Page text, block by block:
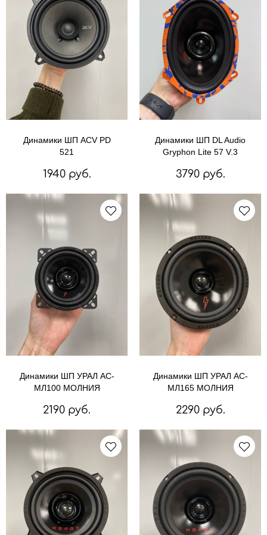
Динамики ШП ACV PD
521
1940 руб.
Динамики ШП DL Audio
Gryphon Lite 57 V.3
3790 руб.
Динамики ШП УРАЛ АС-
МЛ100 МОЛНИЯ
2190 руб.
Динамики ШП УРАЛ АС-
МЛ165 МОЛНИЯ
2290 руб.